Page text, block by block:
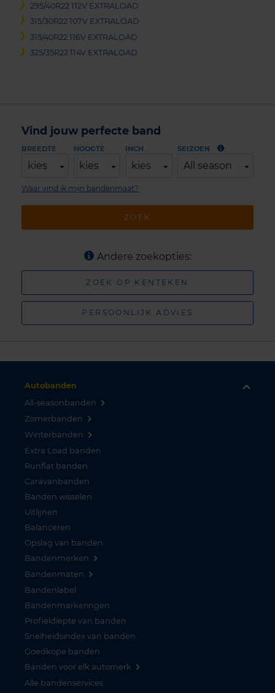
295/40R22 112V EXTRALOAD
315/30R22 107V EXTRALOAD
315/40R22 116V EXTRALOAD
325/35R22 114V EXTRALOAD
Vind jouw perfecte band
BREEDTE
kies
HOOGTE
kies
INCH
kies
SEIZOEN
All season
ZOEK
Waar vind ik mijn bandenmaat?
Andere zoekopties:
ZOEK OP KENTEKEN
PERSOONLIJK ADVIES
Autobanden
All-seasonbanden
Zomerbanden
Winterbanden
Extra Load banden
Runflat banden
Caravanbanden
Banden wisselen
Uitlijnen
Balanceren
Opslag van banden
Bandenmerken
Bandenmaten
Bandenlabel
Bandenmarkeringen
Profieldiepte van banden
Snelheidsindex van banden
Goedkope banden
Banden voor elk automerk
Alle bandenservices